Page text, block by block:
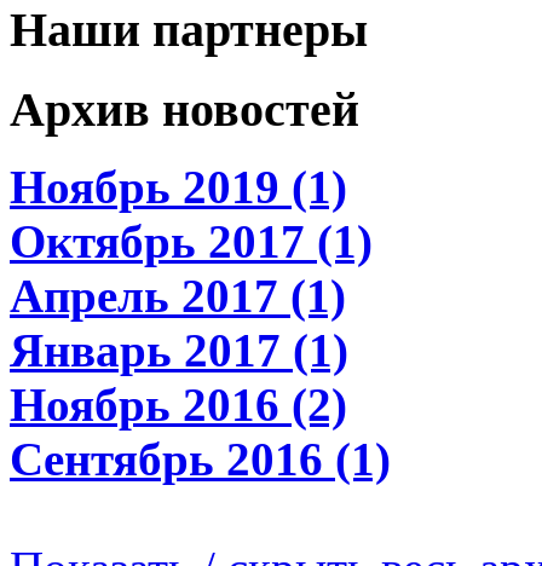
Наши партнеры
Архив новостей
Ноябрь 2019 (1)
Октябрь 2017 (1)
Апрель 2017 (1)
Январь 2017 (1)
Ноябрь 2016 (2)
Сентябрь 2016 (1)